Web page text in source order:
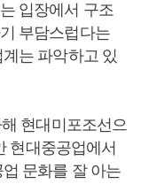
입장에서 구조
부담스럽다는
는 파악하고 있
현대미포조선으
현대중공업에서
문화를 잘 아는